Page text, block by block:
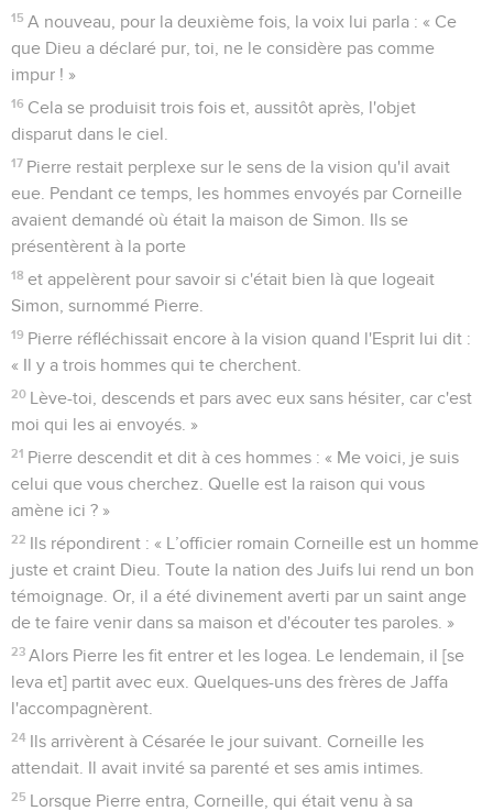
15 A nouveau, pour la deuxième fois, la voix lui parla : « Ce
que Dieu a déclaré pur, toi, ne le considère pas comme
impur ! »
16 Cela se produisit trois fois et, aussitôt après, l'objet
disparut dans le ciel.
17 Pierre restait perplexe sur le sens de la vision qu'il avait
eue. Pendant ce temps, les hommes envoyés par Corneille
avaient demandé où était la maison de Simon. Ils se
présentèrent à la porte
18 et appelèrent pour savoir si c'était bien là que logeait
Simon, surnommé Pierre.
19 Pierre réfléchissait encore à la vision quand l'Esprit lui dit :
« Il y a trois hommes qui te cherchent.
20 Lève-toi, descends et pars avec eux sans hésiter, car c'est
moi qui les ai envoyés. »
21 Pierre descendit et dit à ces hommes : « Me voici, je suis
celui que vous cherchez. Quelle est la raison qui vous
amène ici ? »
22 Ils répondirent : « L’officier romain Corneille est un homme
juste et craint Dieu. Toute la nation des Juifs lui rend un bon
témoignage. Or, il a été divinement averti par un saint ange
de te faire venir dans sa maison et d'écouter tes paroles. »
23 Alors Pierre les fit entrer et les logea. Le lendemain, il [se
leva et] partit avec eux. Quelques-uns des frères de Jaffa
l'accompagnèrent.
24 Ils arrivèrent à Césarée le jour suivant. Corneille les
attendait. Il avait invité sa parenté et ses amis intimes.
25 Lorsque Pierre entra, Corneille, qui était venu à sa